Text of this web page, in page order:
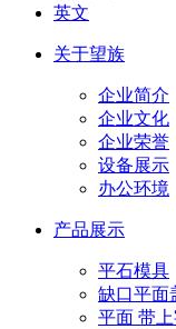
英文
关于望族
企业简介
企业文化
企业荣誉
设备展示
办公环境
产品展示
平石模具
缺口平面
平面 带